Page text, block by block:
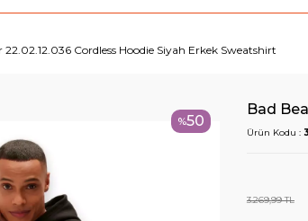
22.02.12.036 Cordless Hoodie Siyah Erkek Sweatshirt
%50
Bad
Ürün Kodu :
3.269,99TL